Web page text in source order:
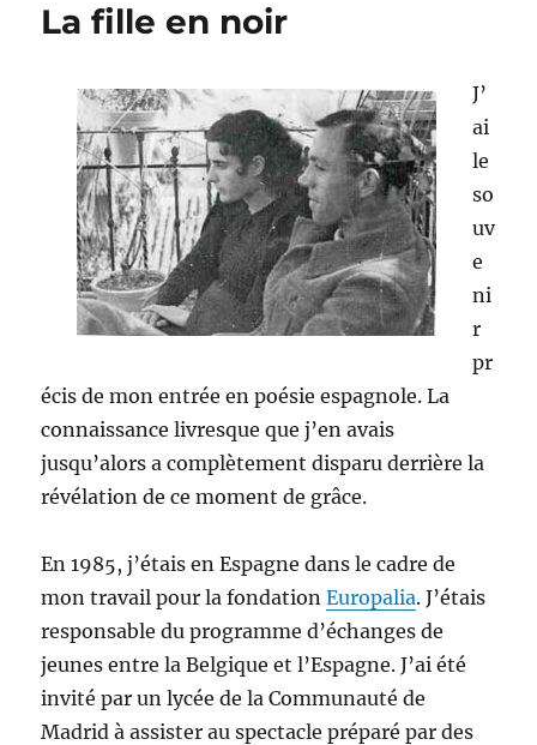
La fille en noir
J’
ai
le
so
uv
e
ni
r
pr
écis de mon entrée en poésie espagnole. La
connaissance livresque que j’en avais
jusqu’alors a complètement disparu derrière la
révélation de ce moment de grâce.
En 1985, j’étais en Espagne dans le cadre de
mon travail pour la fondationEuropalia. J’étais
responsable du programme d’échanges de
jeunes entre la Belgique et l’Espagne. J’ai été
invité par un lycée de la Communauté de
Madrid à assister au spectacle préparé par des